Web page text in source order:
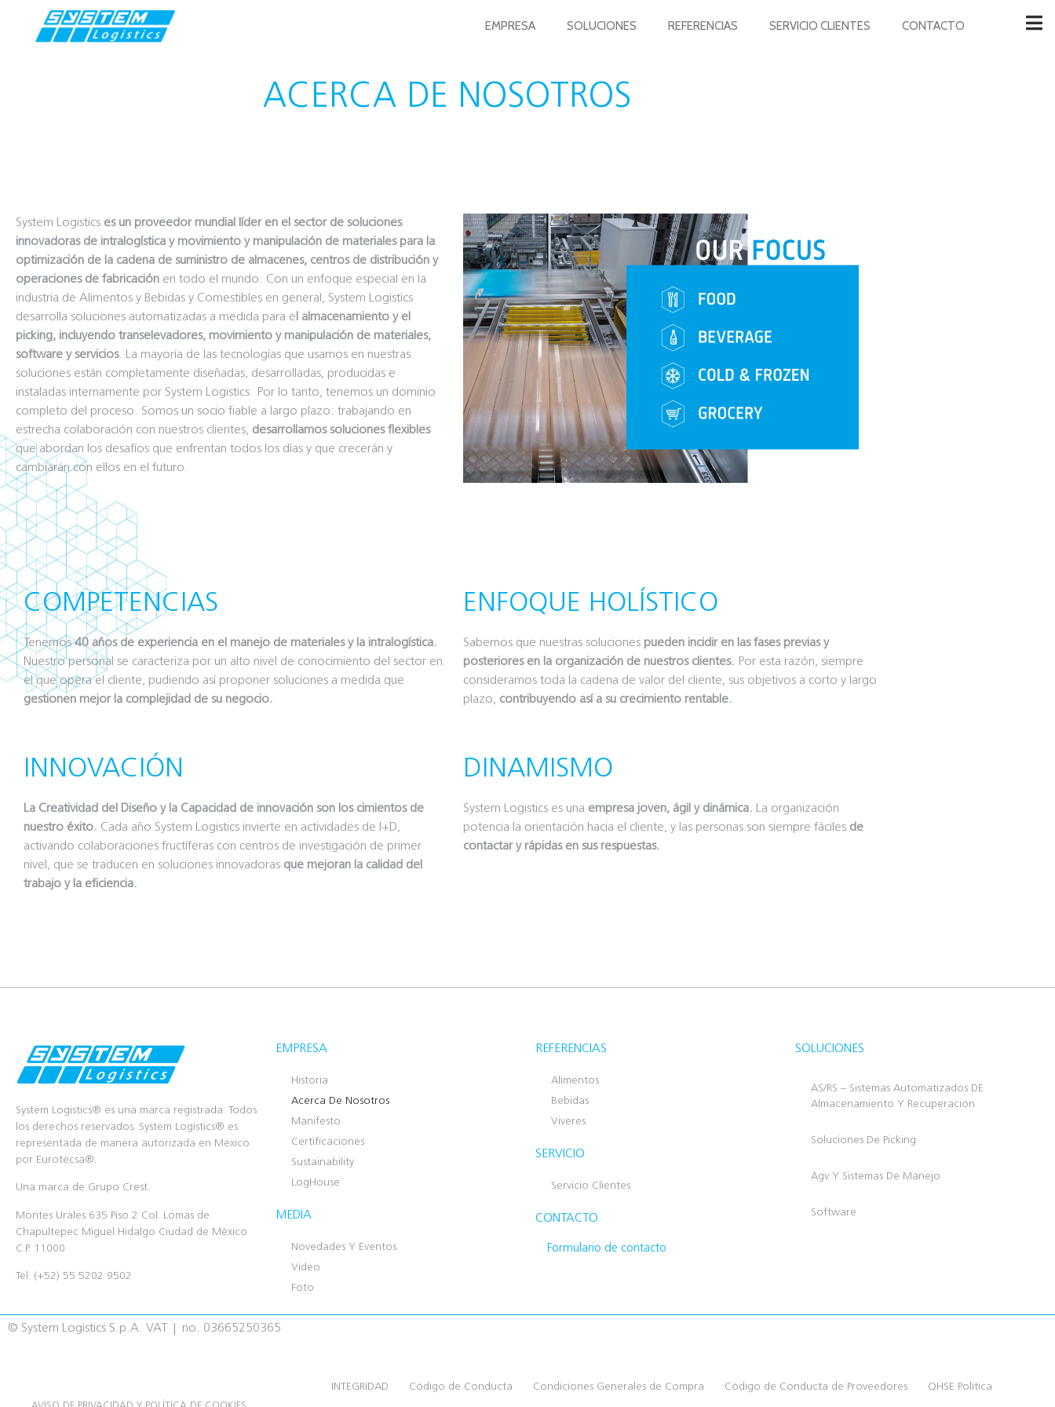
EMPRESA SOLUCIONES REFERENCIAS SERVICIO CLIENTES CONTACTO
ACERCA DE NOSOTROS
System Logistics es un proveedor mundial líder en el sector de soluciones
innovadoras de intralogística y movimiento y manipulación de materiales para la
optimización de la cadena de suministro de almacenes, centros de distribución y
operaciones de fabricación en todo el mundo. Con un enfoque especial en la
industria de Alimentos y Bebidas y Comestibles en general, System Logistics
desarrolla soluciones automatizadas a medida para e l almacenamiento y el
picking, incluyendo transelevadores, movimiento y manipulación de materiales,
software y servicios. La mayoría de las tecnologías que usamos en nuestras
soluciones están completamente diseñadas, desarrolladas, producidas e
instaladas internamente por System Logistics. Por lo tanto, tenemos un dominio
completo del proceso. Somos un socio fiable a largo plazo: trabajando en
estrecha colaboración con nuestros clientes, desarrollamos soluciones flexibles
que abordan los desafíos que enfrentan todos los días y que crecerán y
cambiarán con ellos en el futuro.
COMPETENCIAS
Tenemos40 años de experiencia en el manejo de materiales y la intralogística.
Nuestro personal se caracteriza por un alto nivel de conocimiento del sector en
el que opera el cliente, pudiendo así proponer soluciones a medida que
gestionen mejor la complejidad de su negocio.
ENFOQUE HOLÍSTICO
Sabemos que nuestras soluciones pueden incidir en las fases previas y
posteriores en la organización de nuestros clientes. Por esta razón, siempre
consideramos toda la cadena de valor del cliente, sus objetivos a corto y largo
plazo, contribuyendo así a su crecimiento rentable.
INNOVACIÓN
La Creatividad del Diseño y la Capacidad de innovación son los cimientos de
nuestro éxito. Cada año System Logistics invierte en actividades de I+D,
activando colaboraciones fructíferas con centros de investigación de primer
nivel, que se traducen en soluciones innovadoras que mejoran la calidad del
trabajo y la eficiencia.
DINAMISMO
System Logistics es una empresa joven, ágil y dinámica. La organización
potencia la orientación hacia el cliente, y las personas son siempre fáciles de
contactar y rápidas en sus respuestas.
System Logistics® es una marca registrada. Todos
los derechos reservados. System Logistics® es
representada de manera autorizada en México
por Eurotecsa®.
Una marca de Grupo Crest.
Montes Urales 635 Piso 2 Col. Lomas de
Chapultepec Miguel Hidalgo Ciudad de México
C.P. 11000
Tel. (+52) 55 5202 9502
EMPRESA
Historia
Acerca De Nosotros
Manifesto
Certificaciones
Sustainability
LogHouse
MEDIA
Novedades Y Eventos
Video
Foto
REFERENCIAS
Alimentos
Bebidas
Viveres
SERVICIO
Servicio Clientes
CONTACTO
Formulario de contacto
SOLUCIONES
AS/RS – Sistemas Automatizados DE
Almacenamiento Y Recuperación
Soluciones De Picking
Agv Y Sistemas De Manejo
Software
© System Logistics S.p.A. VAT | no. 03665250365
INTEGRIDAD Código de Conducta Condiciones Generales de Compra Código de Conducta de Proveedores QHSE Política